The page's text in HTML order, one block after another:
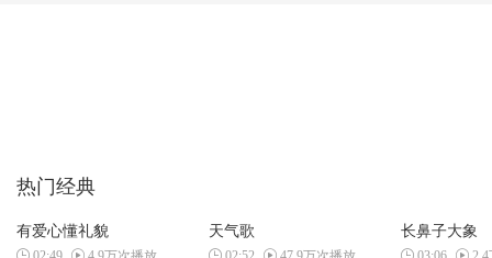
热门经典
有爱心懂礼貌 天气歌 长鼻子大象